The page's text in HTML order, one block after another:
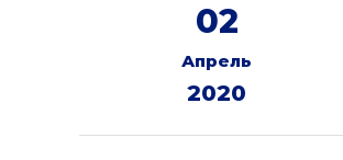
02
Апрель
2020